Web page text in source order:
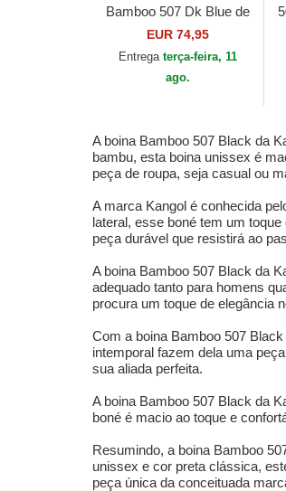
Bamboo 507 Dk Blue de
EUR 74,95
Entrega terça-feira, 11
ago.
A boina Bamboo 507 Black da
bambu, esta boina unissex é
peça de roupa, seja casual ou
A marca Kangol é conhecida
lateral, esse boné tem um
peça durável que resistirá ao
A boina Bamboo 507 Black da
adequado tanto para homens
procura um toque de elegância
Com a boina Bamboo 507
intemporal fazem dela uma
sua aliada perfeita.
A boina Bamboo 507 Black da
boné é macio ao toque e
Resumindo, a boina Bamboo
unissex e cor preta clássica,
peça única da conceituada